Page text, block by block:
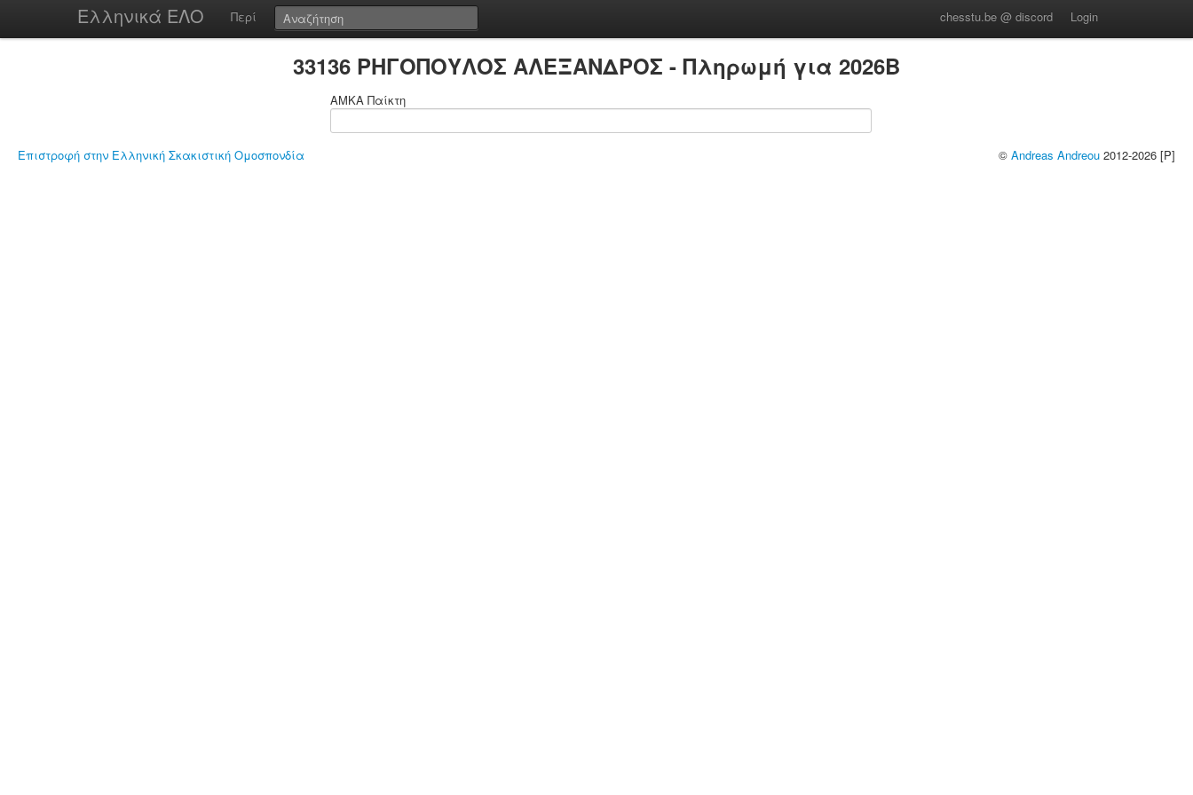
Ελληνικά ΕΛΟ Περί chesstu.be @ discord Login
33136 ΡΗΓΟΠΟΥΛΟΣ ΑΛΕΞΑΝΔΡΟΣ - Πληρωμή για 2026B
ΑΜΚΑ Παίκτη
Επιστροφή στην Ελληνική Σκακιστική Ομοσπονδία © Andreas Andreou 2012-2026 [P]